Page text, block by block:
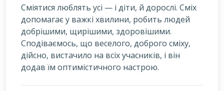
Сміятися люблять усі — і діти, й дорослі. Сміх
допомагає у важкі хвилини, робить людей
добрішими, щирішими, здоровішими.
Сподіваємось, що веселого, доброго сміху,
дійсно, вистачило на всіх учасників, і він
додав їм оптимістичного настрою.